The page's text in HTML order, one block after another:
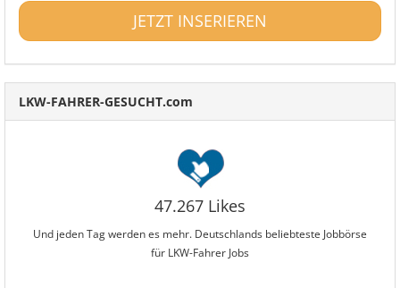
JETZT INSERIEREN
LKW-FAHRER-GESUCHT.com
47.267 Likes
Und jeden Tag werden es mehr. Deutschlands beliebteste Jobbörse
für LKW-Fahrer Jobs